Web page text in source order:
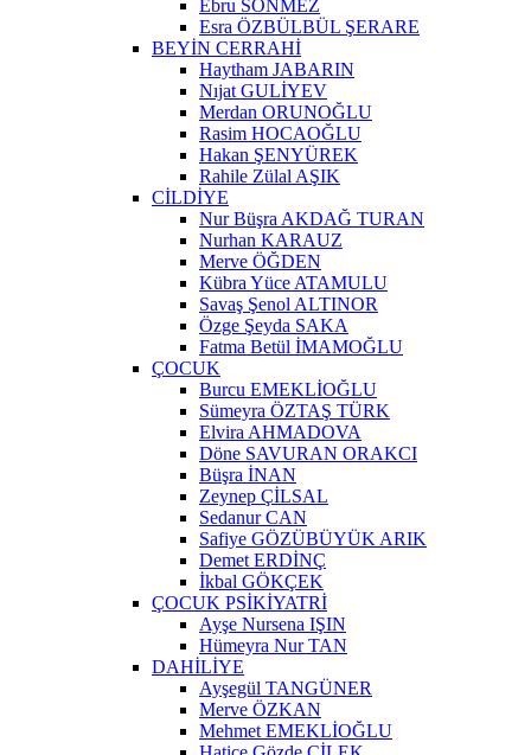
Ebru SÖNMEZ
Esra ÖZBÜLBÜL ŞERARE
BEYİN CERRAHİ
Haytham JABARIN
Nıjat GULİYEV
Merdan ORUNOĞLU
Rasim HOCAOĞLU
Hakan ŞENYÜREK
Rahile Zülal AŞIK
CİLDİYE
Nur Büşra AKDAĞ TURAN
Nurhan KARAUZ
Merve ÖĞDEN
Kübra Yüce ATAMULU
Savaş Şenol ALTINOR
Özge Şeyda SAKA
Fatma Betül İMAMOĞLU
ÇOCUK
Burcu EMEKLİOĞLU
Sümeyra ÖZTAŞ TÜRK
Elvira AHMADOVA
Döne SAVURAN ORAKCI
Büşra İNAN
Zeynep ÇİLSAL
Sedanur CAN
Safiye GÖZÜBÜYÜK ARIK
Demet ERDİNÇ
İkbal GÖKÇEK
ÇOCUK PSİKİYATRİ
Ayşe Nursena IŞIN
Hümeyra Nur TAN
DAHİLİYE
Ayşegül TANGÜNER
Merve ÖZKAN
Mehmet EMEKLİOĞLU